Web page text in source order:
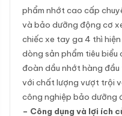
phẩm nhớt cao cấp
và bảo dưỡng động cơ
chiếc xe tay ga 4 thì
dòng sản phẩm tiêu
đoàn dầu nhớt hàng đầu
với chất lượng vượt trội
công nghiệp bảo dưỡng
– Công dụng và lợi ích